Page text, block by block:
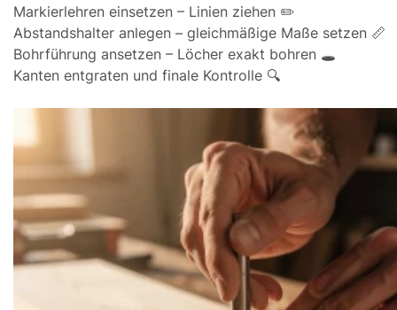
Markierlehren einsetzen – Linien ziehen ✏️
Abstandshalter anlegen – gleichmäßige Maße setzen 📏
Bohrführung ansetzen – Löcher exakt bohren 🕳️
Kanten entgraten und finale Kontrolle 🔍